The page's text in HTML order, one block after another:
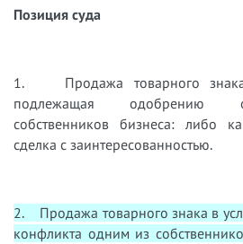
Позиция суда
1. Продажа товарного знака
подлежащая одобрению
собственников бизнеса: либо
сделка с заинтересованностью.
2. Продажа товарного знака в
конфликта одним из